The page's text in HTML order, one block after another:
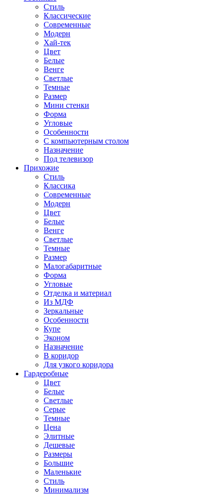
Стиль
Классические
Современные
Модерн
Хай-тек
Цвет
Белые
Венге
Светлые
Темные
Размер
Мини стенки
Форма
Угловые
Особенности
С компьютерным столом
Назначение
Под телевизор
Прихожие
Стиль
Классика
Современные
Модерн
Цвет
Белые
Венге
Светлые
Темные
Размер
Малогабаритные
Форма
Угловые
Отделка и материал
Из МДФ
Зеркальные
Особенности
Купе
Эконом
Назначение
В коридор
Для узкого коридора
Гардеробные
Цвет
Белые
Светлые
Серые
Темные
Цена
Элитные
Дешевые
Размеры
Большие
Маленькие
Стиль
Минимализм